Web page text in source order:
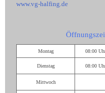
www.vg-halfing.de
Montag 08:00
Dienstag 08:00
Mittwoch